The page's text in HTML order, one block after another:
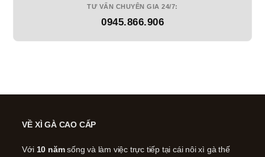
TƯ VẤN CHUYÊN GIA 24/7:
0945.866.906
VỀ XÌ GÀ CAO CẤP
Với 10 nămsống và làm việc trực tiếp tại cái nôi xì gà thế